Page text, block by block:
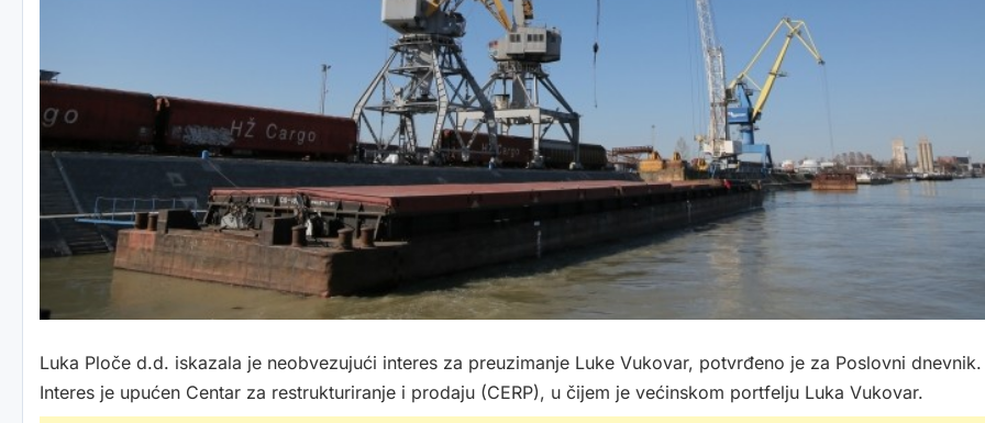
Luka Ploče d.d. iskazala je neobvezujući interes za preuzimanje Luke Vukovar, potvrđeno je za Poslovni dnevnik.
Interes je upućen Centar za restrukturiranje i prodaju (CERP), u čijem je većinskom portfelju Luka Vukovar.